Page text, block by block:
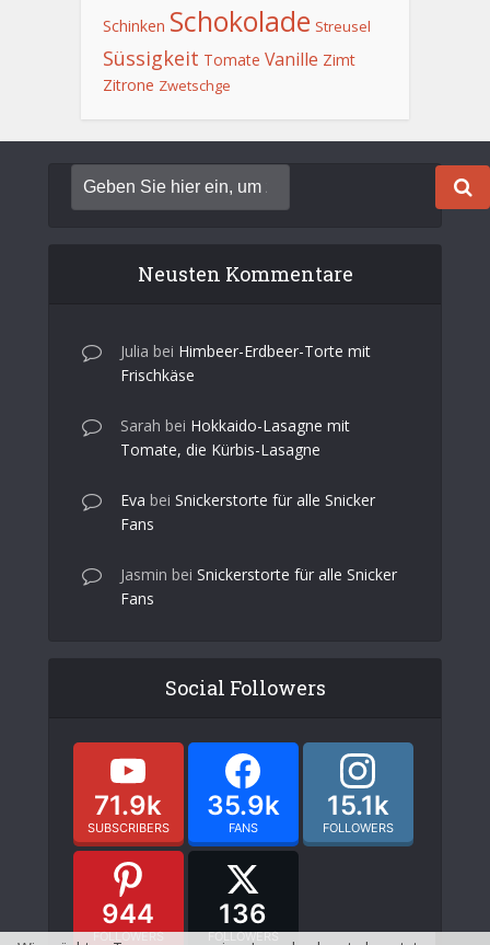
Schinken Schokolade Streusel
Süssigkeit Tomate Vanille Zimt
Zitrone Zwetschge
Neusten Kommentare
Julia bei Himbeer-Erdbeer-Torte mit
Frischkäse
Sarah bei Hokkaido-Lasagne mit
Tomate, die Kürbis-Lasagne
Eva bei Snickerstorte für alle Snicker
Fans
Jasmin bei Snickerstorte für alle Snicker
Fans
Social Followers
71.9k
SUBSCRIBERS
35.9k
FANS
15.1k
FOLLOWERS
944
FOLLOWERS
136
FOLLOWERS